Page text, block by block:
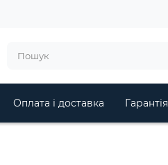
Оплата і доставка Гарантія